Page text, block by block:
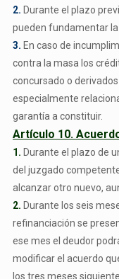
2. Durante el plazo
pueden fundamentar la
3. En caso de
contra la masa los
concursado o
especialmente
garantía a constituir.
Artículo 10.
1. Durante el plazo de
del juzgado
alcanzar otro nuevo,
2. Durante los seis
refinanciación se
ese mes el deudor
modificar el acuerdo
los tres meses